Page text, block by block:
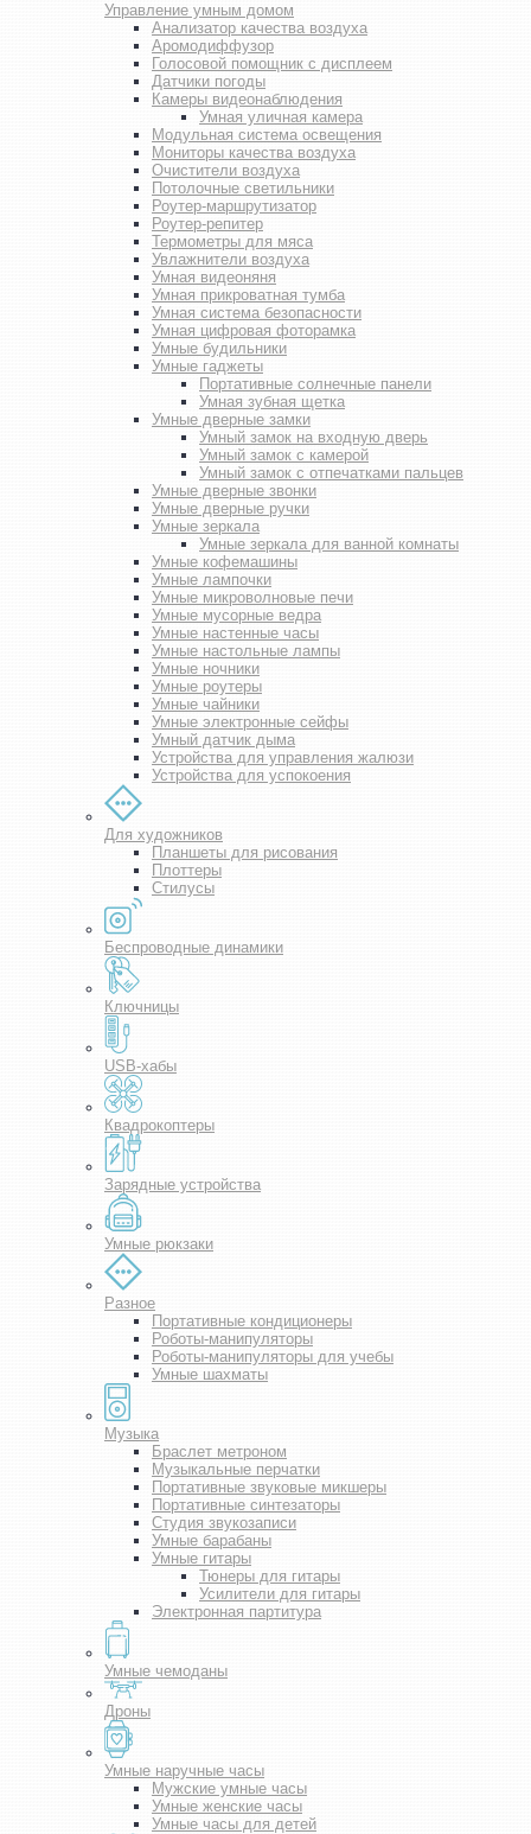
Управление умным домом
Анализатор качества воздуха
Аромодиффузор
Голосовой помощник с дисплеем
Датчики погоды
Камеры видеонаблюдения
Умная уличная камера
Модульная система освещения
Мониторы качества воздуха
Очистители воздуха
Потолочные светильники
Роутер-маршрутизатор
Роутер-репитер
Термометры для мяса
Увлажнители воздуха
Умная видеоняня
Умная прикроватная тумба
Умная система безопасности
Умная цифровая фоторамка
Умные будильники
Умные гаджеты
Портативные солнечные панели
Умная зубная щетка
Умные дверные замки
Умный замок на входную дверь
Умный замок с камерой
Умный замок с отпечатками пальцев
Умные дверные звонки
Умные дверные ручки
Умные зеркала
Умные зеркала для ванной комнаты
Умные кофемашины
Умные лампочки
Умные микроволновые печи
Умные мусорные ведра
Умные настенные часы
Умные настольные лампы
Умные ночники
Умные роутеры
Умные чайники
Умные электронные сейфы
Умный датчик дыма
Устройства для управления жалюзи
Устройства для успокоения
Для художников
Планшеты для рисования
Плоттеры
Стилусы
Беспроводные динамики
Ключницы
USB-хабы
Квадрокоптеры
Зарядные устройства
Умные рюкзаки
Разное
Портативные кондиционеры
Роботы-манипуляторы
Роботы-манипуляторы для учебы
Умные шахматы
Музыка
Браслет метроном
Музыкальные перчатки
Портативные звуковые микшеры
Портативные синтезаторы
Студия звукозаписи
Умные барабаны
Умные гитары
Тюнеры для гитары
Усилители для гитары
Электронная партитура
Умные чемоданы
Дроны
Умные наручные часы
Мужские умные часы
Умные женские часы
Умные часы для детей